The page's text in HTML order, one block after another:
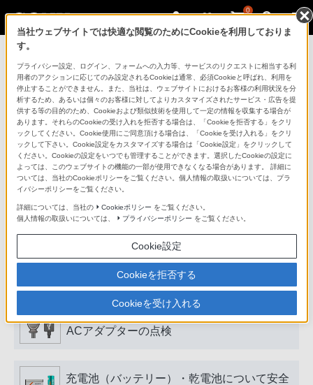
0
製品を安全に、安心してご使用いただ
くために
日常の清掃・点検が大切です。安全のため取扱説明書を
よく読みましょう。
製品に関する重要なお知らせ
安全で上手な使いかた
愛情点検のおすすめ
電源プラグ・コード、USB端子・ケーブル、
ACアダプターの点検
充電池（バッテリー）・乾電池について安全
当社ウェブサイトでは快適な閲覧のためにCookieを利用しておりま
す。
プライバシー設定、ログイン、フォームへの入力等、サービスのリクエストに相当する利
用者のアクションに応じてのみ設定されるCookieは通常、必須Cookieと呼ばれ、利用を
停止することができません。また、当社は、ウェブサイトにおけるお客様の利用状況を分
析するため、あるいは個々のお客様に対してよりカスタマイズされたサービス・広告を提
供する等の目的のため、Cookieおよび類似技術を使用して一定の情報を収集する場合が
あります。それらのCookieの受け入れを拒否する場合は、「Cookieを拒否する」をクリ
ックしてください。Cookie使用にご同意頂ける場合は、「Cookieを受け入れる」をクリ
ックして下さい。Cookie設定をカスタマイズする場合は「Cookie設定」をクリックして
ください。Cookieの設定をいつでも管理することができます。選択したCookieの設定に
よっては、このウェブサイトの機能の一部が使用できなくなる場合があります。 詳細に
ついては、当社のCookieポリシーをご覧ください。個人情報の取扱いについては、プラ
イバシーポリシーをご覧ください。
詳細については、当社の Cookieポリシー をご覧ください。
個人情報の取扱いについては、
プライバシーポリシー をご覧ください。
Cookie設定
Cookieを拒否する
Cookieを受け入れる